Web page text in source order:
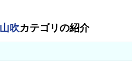
山吹カテゴリの紹介